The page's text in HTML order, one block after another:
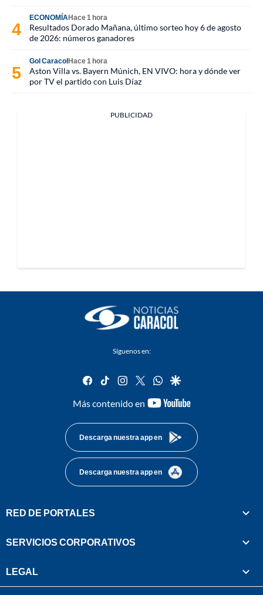
ECONOMÍAHace 1 hora
Resultados Dorado Mañana, último sorteo hoy 6 de agosto
de 2026: números ganadores
Gol CaracolHace 1 hora
Aston Villa vs. Bayern Múnich, EN VIVO: hora y dónde ver
por TV el partido con Luis Díaz
PUBLICIDAD
Síguenos en:
facebook
tiktok instagram
twitterwhatsapp
google
Más contenido en
youtube-
Descarga nuestra app en
Descarga nuestra app en
RED DE PORTALES
SERVICIOS CORPORATIVOS
LEGAL